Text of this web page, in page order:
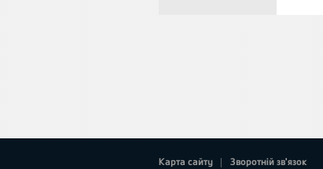
Карта сайту Зворотній зв'язок